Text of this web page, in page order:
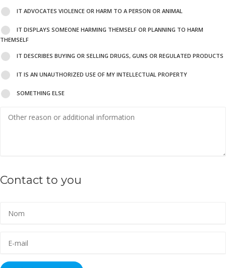
IT ADVOCATES VIOLENCE OR HARM TO A PERSON OR ANIMAL
IT DISPLAYS SOMEONE HARMING THEMSELF OR PLANNING TO HARM
THEMSELF
IT DESCRIBES BUYING OR SELLING DRUGS, GUNS OR REGULATED PRODUCTS
IT IS AN UNAUTHORIZED USE OF MY INTELLECTUAL PROPERTY
SOMETHING ELSE
Contact to you